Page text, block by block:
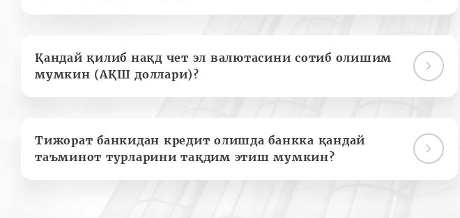
Қандай қилиб нақд чет эл валютасини сотиб олишим
мумкин (АҚШ доллари)?
Тижорат банкидан кредит олишда банкка қандай
таъминот турларини тақдим этиш мумкин?